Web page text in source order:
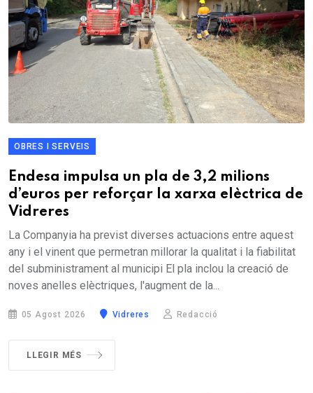
OBRES I SERVEIS
Endesa impulsa un pla de 3,2 milions
d’euros per reforçar la xarxa elèctrica de
Vidreres
La Companyia ha previst diverses actuacions entre aquest
any i el vinent que permetran millorar la qualitat i la fiabilitat
del subministrament al municipi El pla inclou la creació de
noves anelles elèctriques, l'augment de la...
05 Agost 2026 Vidreres Redacció
LLEGIR MÉS